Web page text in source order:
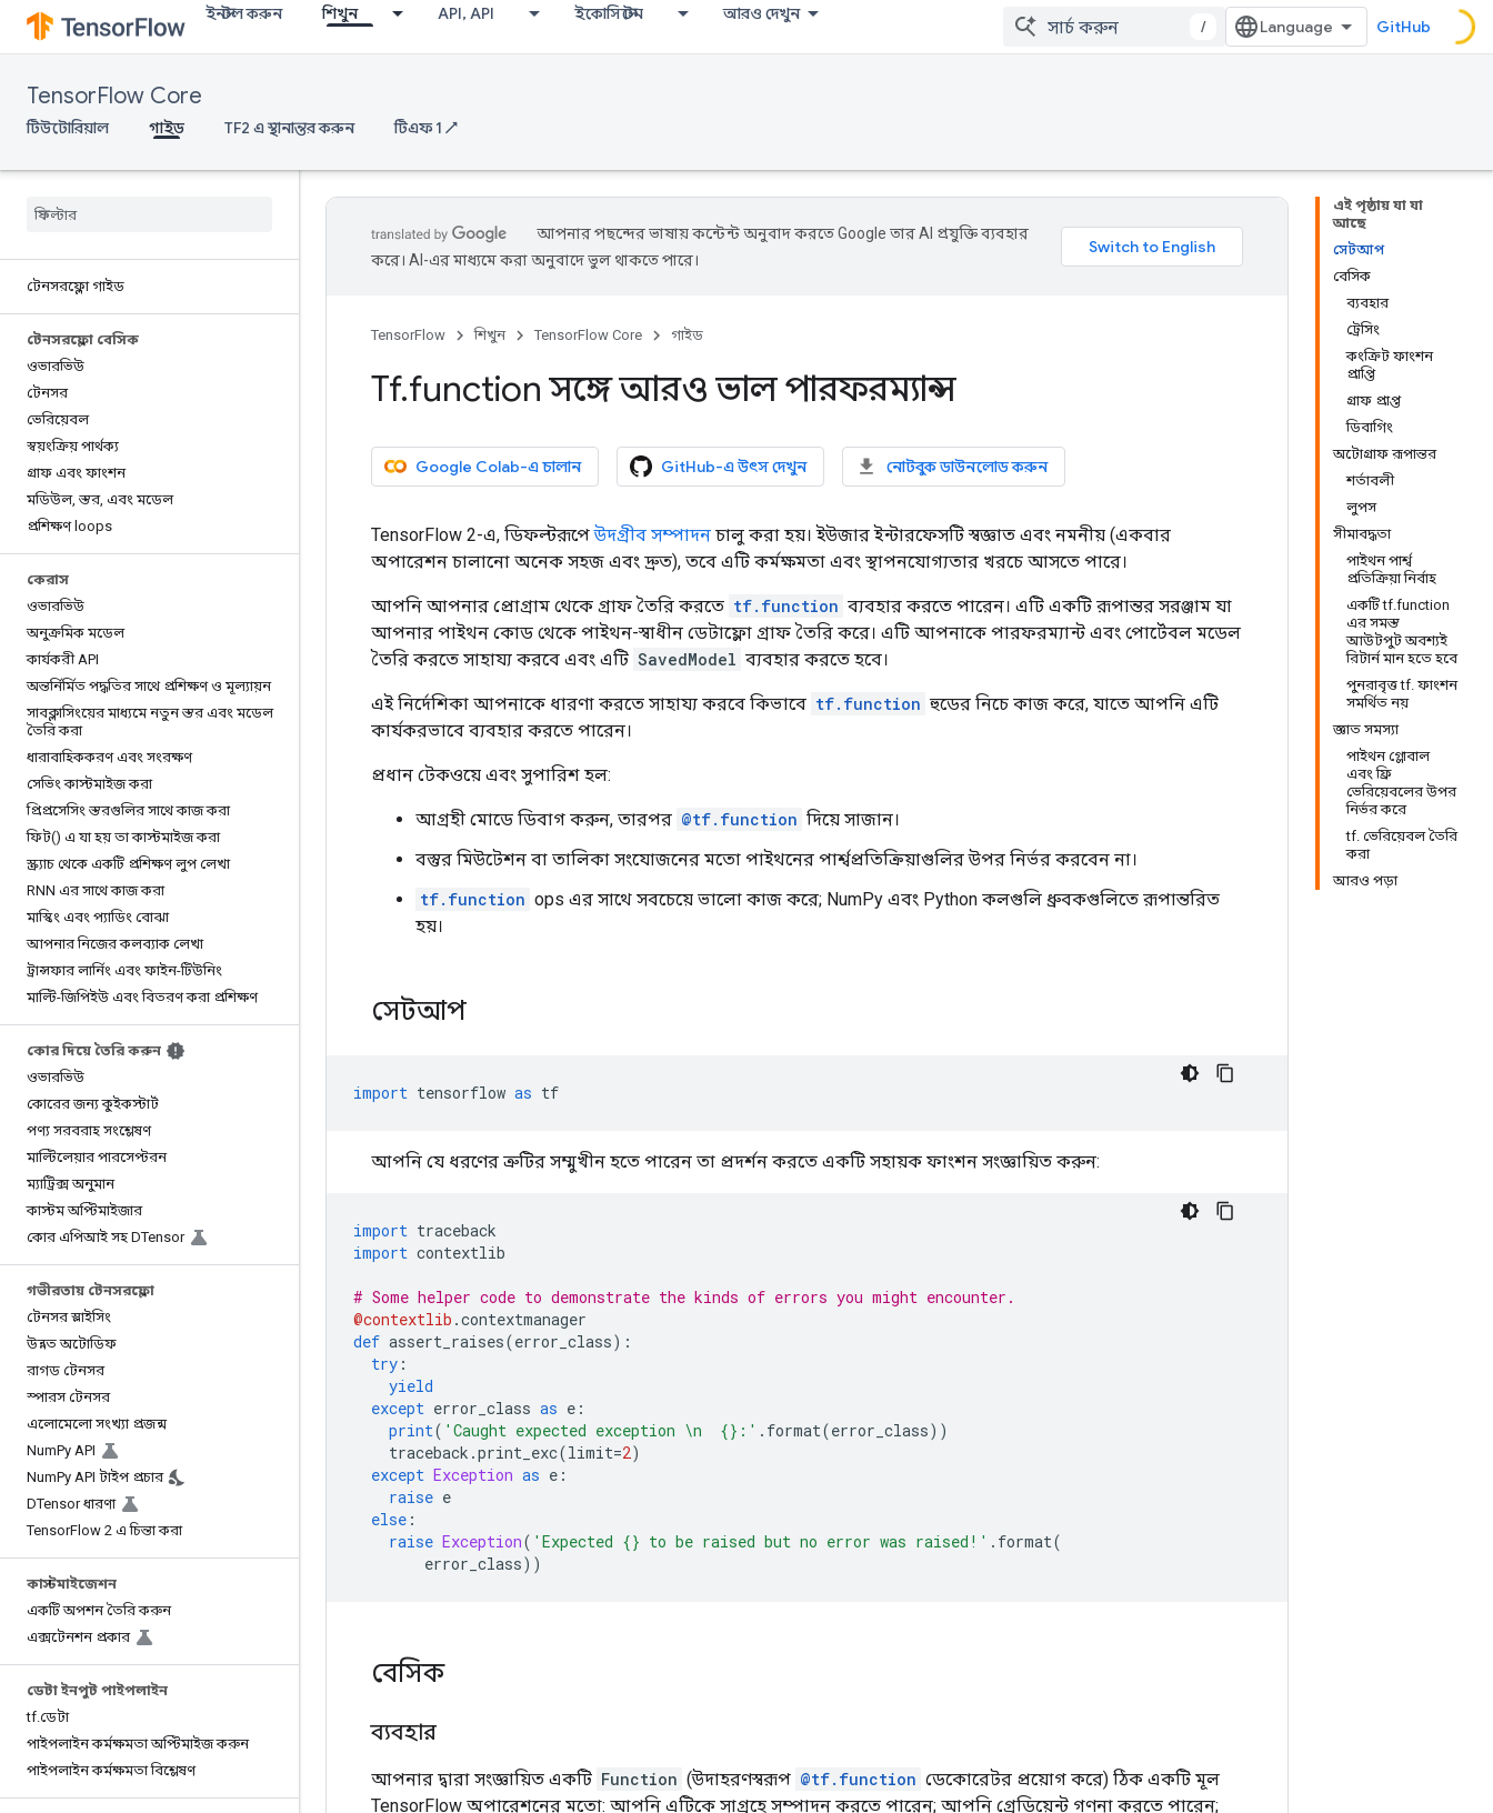
ইনস্টল করুন শিখুন API, API ইকোসিস্টেম আরও দেখুন
/ GitHub
TensorFlow Core
টিউটোরিয়াল গাইড TF2 এ স্থানান্তর করুন টিএফ 1 ↗
টেনসরফ্লো গাইড
টেনসরফ্লো বেসিক
ওভারভিউ
টেনসর
ভেরিয়েবল
স্বয়ংক্রিয় পার্থক্য
গ্রাফ এবং ফাংশন
মডিউল, স্তর, এবং মডেল
প্রশিক্ষণ loops
কেরাস
ওভারভিউ
অনুক্রমিক মডেল
কার্যকরী API
অন্তর্নির্মিত পদ্ধতির সাথে প্রশিক্ষণ ও মূল্যায়ন
সাবক্লাসিংয়ের মাধ্যমে নতুন স্তর এবং মডেল
তৈরি করা
ধারাবাহিককরণ এবং সংরক্ষণ
সেভিং কাস্টমাইজ করা
প্রিপ্রসেসিং স্তরগুলির সাথে কাজ করা
ফিট() এ যা হয় তা কাস্টমাইজ করা
স্ক্র্যাচ থেকে একটি প্রশিক্ষণ লুপ লেখা
RNN এর সাথে কাজ করা
মাস্কিং এবং প্যাডিং বোঝা
আপনার নিজের কলব্যাক লেখা
ট্রান্সফার লার্নিং এবং ফাইন-টিউনিং
মাল্টি-জিপিইউ এবং বিতরণ করা প্রশিক্ষণ
কোর দিয়ে তৈরি করুন
ওভারভিউ
কোরের জন্য কুইকস্টার্ট
পণ্য সরবরাহ সংশ্লেষণ
মাল্টিলেয়ার পারসেপ্টরন
ম্যাট্রিক্স অনুমান
কাস্টম অপ্টিমাইজার
কোর এপিআই সহ DTensor
গভীরতায় টেনসরফ্লো
টেনসর স্লাইসিং
উন্নত অটোডিফ
রাগড টেনসর
স্পারস টেনসর
এলোমেলো সংখ্যা প্রজন্ম
NumPy API
NumPy API টাইপ প্রচার
DTensor ধারণা
TensorFlow 2 এ চিন্তা করা
কাস্টমাইজেশন
একটি অপশন তৈরি করুন
এক্সটেনশন প্রকার
ডেটা ইনপুট পাইপলাইন
tf.ডেটা
পাইপলাইন কর্মক্ষমতা অপ্টিমাইজ করুন
পাইপলাইন কর্মক্ষমতা বিশ্লেষণ
এই পৃষ্ঠায় যা যা
আছে
সেটআপ
বেসিক
ব্যবহার
ট্রেসিং
কংক্রিট ফাংশন
প্রাপ্তি
গ্রাফ প্রাপ্ত
ডিবাগিং
অটোগ্রাফ রূপান্তর
শর্তাবলী
লুপস
সীমাবদ্ধতা
পাইথন পার্শ্ব
প্রতিক্রিয়া নির্বাহ
একটি tf.function
এর সমস্ত
আউটপুট অবশ্যই
রিটার্ন মান হতে হবে
পুনরাবৃত্ত tf. ফাংশন
সমর্থিত নয়
জ্ঞাত সমস্যা
পাইথন গ্লোবাল
এবং ফ্রি
ভেরিয়েবলের উপর
নির্ভর করে
tf. ভেরিয়েবল তৈরি
করা
আরও পড়া
আপনার পছন্দের ভাষায় কন্টেন্ট অনুবাদ করতে Google তার AI প্রযুক্তি ব্যবহার
করে। AI-এর মাধ্যমে করা অনুবাদে ভুল থাকতে পারে।
TensorFlow শিখুন TensorFlow Core গাইড
Tf.function সঙ্গে আরও ভাল পারফরম্যান্স
Google Colab-এ চালান GitHub-এ উৎস দেখুন নোটবুক ডাউনলোড করুন
TensorFlow 2-এ, ডিফল্টরূপেউদগ্রীব সম্পাদন চালু করা হয়। ইউজার ইন্টারফেসটি স্বজ্ঞাত এবং নমনীয় (একবার
অপারেশন চালানো অনেক সহজ এবং দ্রুত), তবে এটি কর্মক্ষমতা এবং স্থাপনযোগ্যতার খরচে আসতে পারে।
আপনি আপনার প্রোগ্রাম থেকে গ্রাফ তৈরি করতে tf.function ব্যবহার করতে পারেন। এটি একটি রূপান্তর সরঞ্জাম যা
আপনার পাইথন কোড থেকে পাইথন-স্বাধীন ডেটাফ্লো গ্রাফ তৈরি করে। এটি আপনাকে পারফরম্যান্ট এবং পোর্টেবল মডেল
তৈরি করতে সাহায্য করবে এবং এটি SavedModel ব্যবহার করতে হবে।
এই নির্দেশিকা আপনাকে ধারণা করতে সাহায্য করবে কিভাবে tf.function হুডের নিচে কাজ করে, যাতে আপনি এটি
কার্যকরভাবে ব্যবহার করতে পারেন।
প্রধান টেকওয়ে এবং সুপারিশ হল:
আগ্রহী মোডে ডিবাগ করুন, তারপর @tf.function দিয়ে সাজান।
বস্তুর মিউটেশন বা তালিকা সংযোজনের মতো পাইথনের পার্শ্বপ্রতিক্রিয়াগুলির উপর নির্ভর করবেন না।
tf.function ops এর সাথে সবচেয়ে ভালো কাজ করে; NumPy এবং Python কলগুলি ধ্রুবকগুলিতে রূপান্তরিত
হয়।
সেটআপ
import tensorflow as tf
আপনি যে ধরণের ত্রুটির সম্মুখীন হতে পারেন তা প্রদর্শন করতে একটি সহায়ক ফাংশন সংজ্ঞায়িত করুন:
import traceback
import contextlib
# Some helper code to demonstrate the kinds of errors you might encounter.
@contextlib .contextmanager
def assert_raises(error_class):
try :
yield
except error_class as e :
print( 'Caught expected exception \n  {}:' . format(error_class))
traceback .print_exc(limit=2)
except Exception as e :
raise e
else :
raise Exception( 'Expected {} to be raised but no error was raised!' . format(
error_class))
বেসিক
ব্যবহার
আপনার দ্বারা সংজ্ঞায়িত একটি Function (উদাহরণস্বরূপ @tf.function ডেকোরেটর প্রয়োগ করে) ঠিক একটি মূল
TensorFlow অপারেশনের মতো: আপনি এটিকে সাগ্রহে সম্পাদন করতে পারেন; আপনি গ্রেডিয়েন্ট গণনা করতে পারেন;